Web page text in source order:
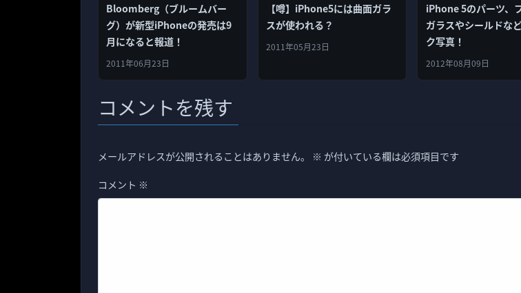
Bloomberg（ブルームバー
グ）が新型iPhoneの発売は9
月になると報道！
2011年06月23日
【噂】iPhone5には曲面ガラ
スが使われる？
2011年05月23日
iPhone 5のパーツ、
ガラスやシールドな
ク写真！
2012年08月09日
コメントを残す
メールアドレスが公開されることはありません。 ※ が付いている欄は必須項目です
コメント ※